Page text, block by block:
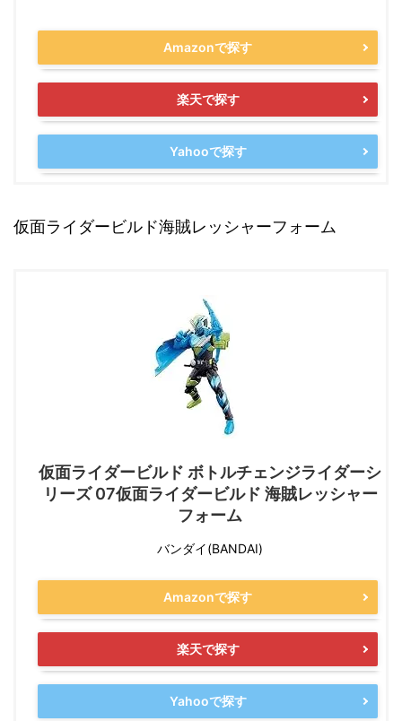
Amazonで探す
楽天で探す
Yahooで探す
仮面ライダービルド海賊レッシャーフォーム
仮面ライダービルド ボトルチェンジライダーシ
リーズ 07仮面ライダービルド 海賊レッシャー
フォーム
バンダイ(BANDAI)
Amazonで探す
楽天で探す
Yahooで探す